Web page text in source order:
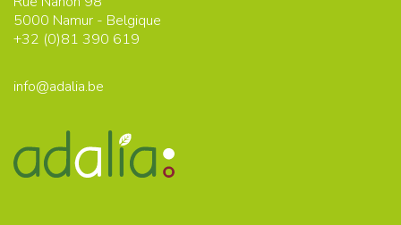
5000 Namur - Belgique
+32 (0)81 390 619
info@adalia.be